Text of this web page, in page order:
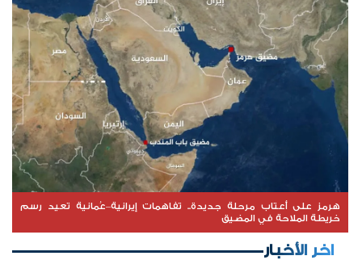
هرمز على أعتاب مرحلة جديدة.. تفاهمات إيرانية–عُمانية تعيد رسم
خريطة الملاحة في المضيق
اخر الأخبار